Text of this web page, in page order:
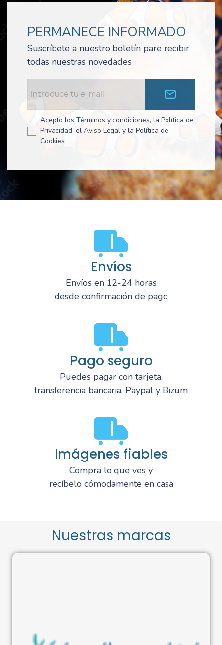
PERMANECE INFORMADO
Suscríbete a nuestro boletín pare recibir
todas nuestras novedades
Acepto los Términos y condiciones, la Política de
Privacidad, el Aviso Legal y la Política de
Cookies
Envíos
Envíos en 12-24 horas
desde confirmación de pago
Pago seguro
Puedes pagar con tarjeta,
transferencia bancaria, Paypal y Bizum
Imágenes fiables
Compra lo que ves y
recíbelo cómodamente en casa
Nuestras marcas